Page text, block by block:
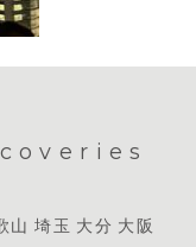
山 埼玉 大分 大阪